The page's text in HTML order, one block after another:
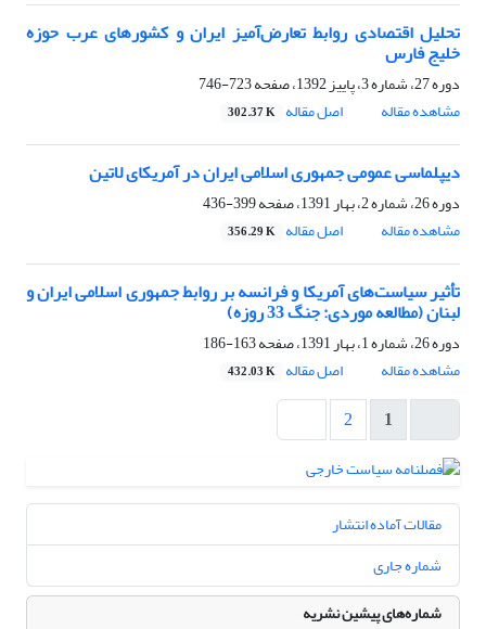
تحلیل اقتصادی روابط تعارض‌آمیز ایران و ‏کشورهای عرب حوزه
خلیج فارس ‏
دوره 27، شماره 3، پاییز 1392، صفحه
723-746
مشاهده مقاله
اصل مقاله 302.37 K
دیپلماسی عمومی جمهوری اسلامی ایران در ‏آمریکای لاتین
دوره 26، شماره 2، بهار 1391، صفحه
399-436
مشاهده مقاله
اصل مقاله 356.29 K
تأثیر سیاست‌های آمریکا و فرانسه بر روابط ‏جمهوری اسلامی ایران و
لبنان ‏(مطالعه موردی: جنگ 33 روزه)‏
دوره 26، شماره 1، بهار 1391، صفحه
163-186
مشاهده مقاله
اصل مقاله 432.03 K
1
2
مقالات آماده انتشار
شماره جاری
شماره‌های پیشین نشریه